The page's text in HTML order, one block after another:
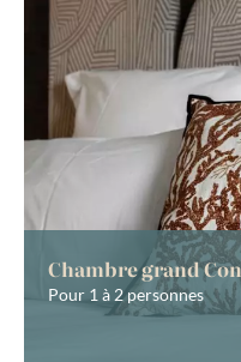
Chambre grand
Pour 1 à 2 personnes